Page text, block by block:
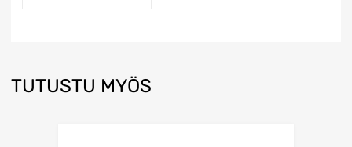
TUTUSTU MYÖS